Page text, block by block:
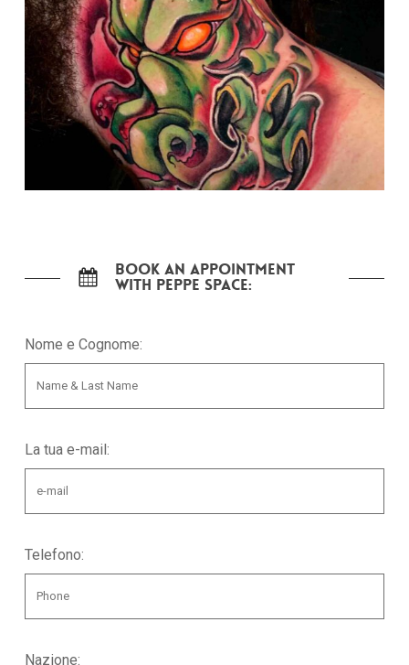
Nessun prodotto nel carrello.
Go To Shop
Book an appointment
with Peppe Space:
Nome e Cognome:
La tua e-mail:
Telefono:
Nazione: